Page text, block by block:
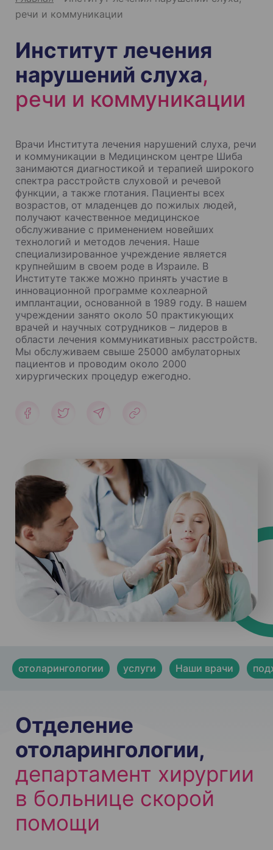
речи и коммуникации
Институт лечения
нарушений слуха,
речи и коммуникации
Врачи Института лечения нарушений слуха, речи
и коммуникации в Медицинском центре Шиба
занимаются диагностикой и терапией широкого
спектра расстройств слуховой и речевой
функции, а также глотания. Пациенты всех
возрастов, от младенцев до пожилых людей,
получают качественное медицинское
обслуживание с применением новейших
технологий и методов лечения. Наше
специализированное учреждение является
крупнейшим в своем роде в Израиле. В
Институте также можно принять участие в
инновационной программе кохлеарной
имплантации, основанной в 1989 году. В нашем
учреждении занято около 50 практикующих
врачей и научных сотрудников – лидеров в
области лечения коммуникативных расстройств.
Мы обслуживаем свыше 25000 амбулаторных
пациентов и проводим около 2000
хирургических процедур ежегодно.
отоларингологии услуги Наши врачи
Отделение
отоларингологии,
департамент хирургии
в больнице скорой
помощи